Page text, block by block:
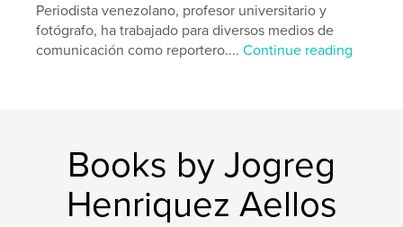
Periodista venezolano, profesor universitario y
fotógrafo, ha trabajado para diversos medios de
comunicación como reportero....Continue reading
Books by Jogreg
Henriquez Aellos